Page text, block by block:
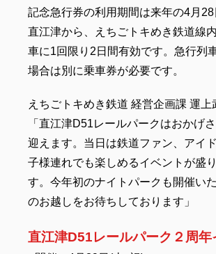
記念急行券の利用期間は来年の4月28
直江津から、えちごトキめき鉄道線
車に1回限り2日間有効です。急行列
場合は別に乗車券が必要です。
えちごトキめき鉄道 経営企画課 運上
「直江津D51レールパークはおかげ
迎えます。当日は鉄道ファン、アイ
子様連れでも楽しめるイベントが盛
す。今年初のナイトパークも開催い
のお越しをお待ちしております」
直江津D51レールパーク２周年